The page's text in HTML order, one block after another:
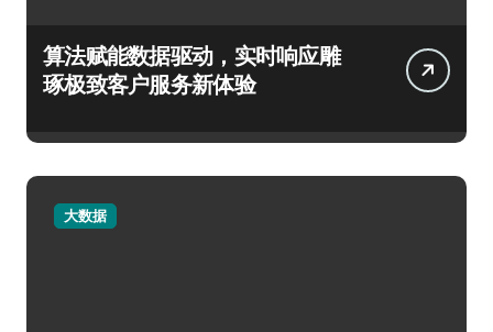
算法赋能数据驱动，实时响应雕
琢极致客户服务新体验
大数据